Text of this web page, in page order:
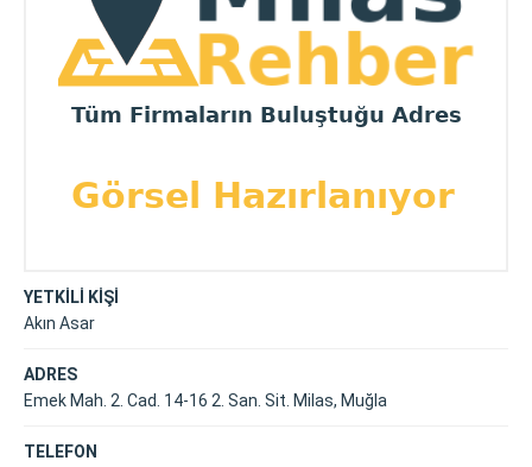
YETKİLİ KİŞİ
Akın Asar
ADRES
Emek Mah. 2. Cad. 14-16 2. San. Sit. Milas, Muğla
TELEFON